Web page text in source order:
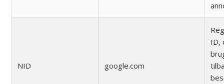
NID google.com
ID,